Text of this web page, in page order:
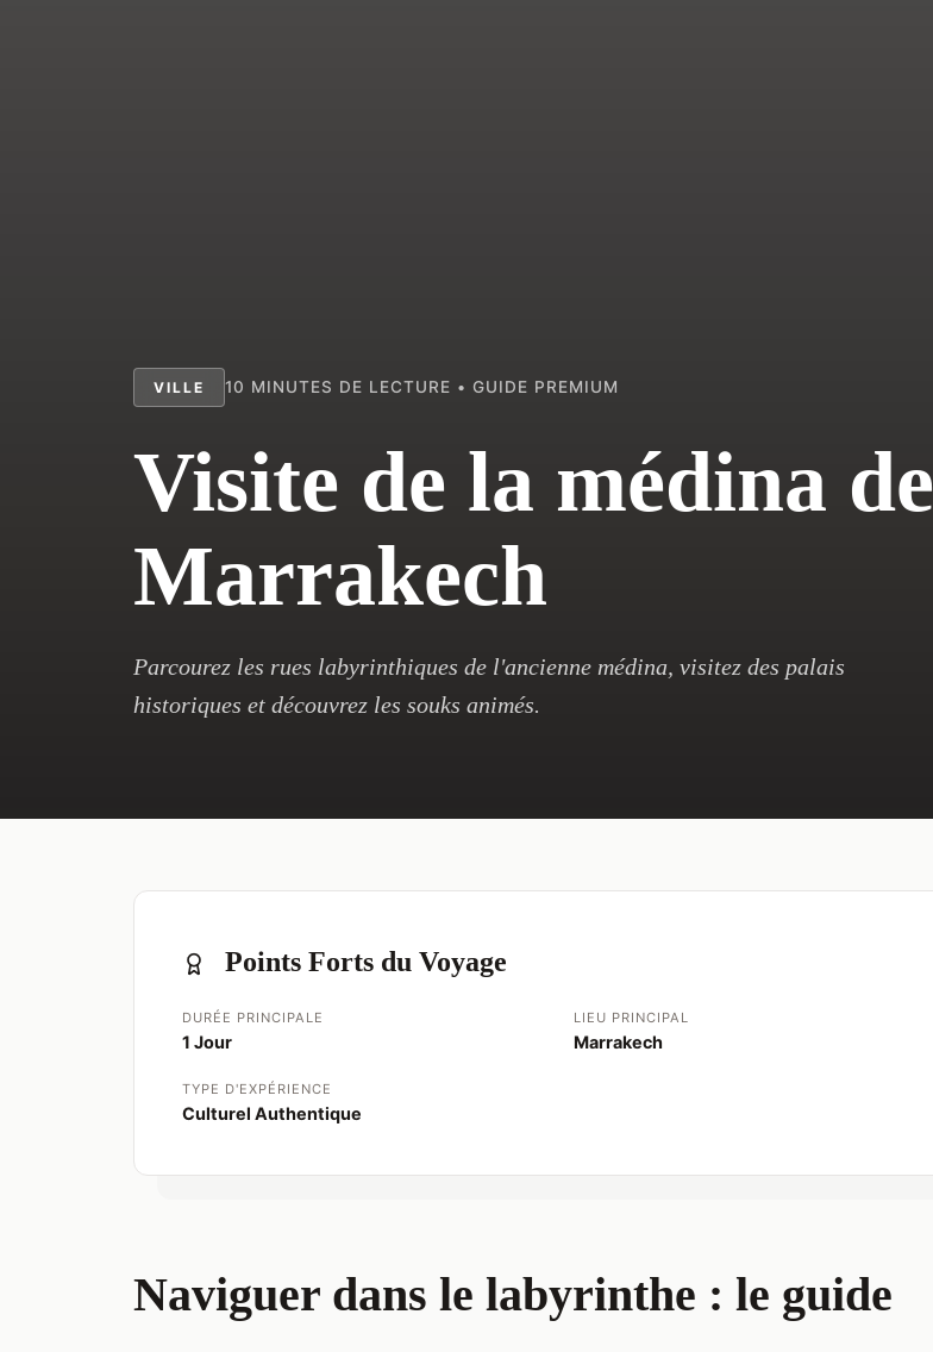
VILLE 10 MINUTES DE LECTURE • GUIDE PREMIUM
Visite de la médina de
Marrakech
Parcourez les rues labyrinthiques de l'ancienne médina, visitez des palais
historiques et découvrez les souks animés.
Points Forts du Voyage
DURÉE PRINCIPALE
1 Jour
LIEU PRINCIPAL
Marrakech
TYPE D'EXPÉRIENCE
Culturel Authentique
Naviguer dans le labyrinthe : le guide